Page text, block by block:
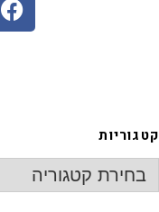
חיתוכיות ריבה